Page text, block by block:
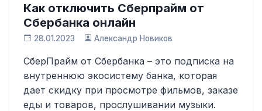
Как отключить Сберпрайм от
Сбербанка онлайн
28.01.2023 Александр Новиков
СберПрайм от Сбербанка – это подписка на
внутреннюю экосистему банка, которая
дает скидку при просмотре фильмов, заказе
еды и товаров, прослушивании музыки.